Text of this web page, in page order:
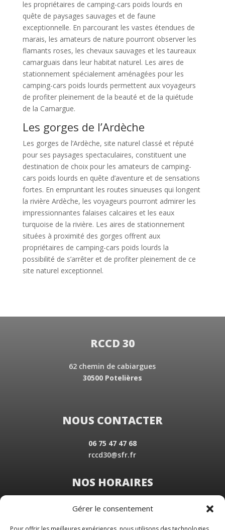
Gérer le consentement
les propriétaires de camping-cars poids lourds en
quête de paysages sauvages et de faune
exceptionnelle. En parcourant les vastes étendues de
marais, les amateurs de nature pourront observer les
flamants roses, les chevaux sauvages et les taureaux
camarguais dans leur habitat naturel. Les aires de
stationnement spécialement aménagées pour les
camping-cars poids lourds permettent aux voyageurs
de profiter pleinement de la beauté et de la quiétude
de la Camargue.
Les gorges de l’Ardèche
Les gorges de l’Ardèche, site naturel classé et réputé
pour ses paysages spectaculaires, constituent une
destination de choix pour les amateurs de camping-
cars poids lourds en quête d’aventure et de sensations
fortes. En empruntant les routes sinueuses qui longent
la rivière Ardèche, les voyageurs pourront admirer les
impressionnantes falaises calcaires et les eaux
turquoise de la rivière. Les aires de stationnement
situées à proximité des gorges offrent aux
propriétaires de camping-cars poids lourds la
possibilité de s’arrêter et de profiter pleinement de ce
site naturel exceptionnel.
RCCD 30
62 chemin de cabiargues
30500 Potelières
NOUS CONTACTER
06 75 47 47 68
rccd30@sfr.fr
NOS HORAIRES
Du Lundi au Vendredi